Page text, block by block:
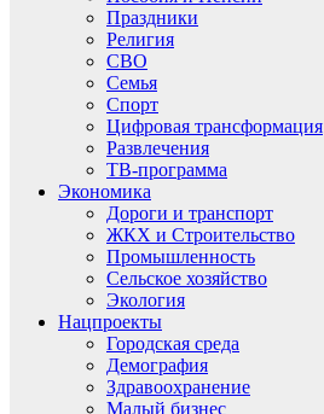
Праздники
Религия
СВО
Семья
Спорт
Цифровая трансформация
Развлечения
ТВ-программа
Экономика
Дороги и транспорт
ЖКХ и Строительство
Промышленность
Сельское хозяйство
Экология
Нацпроекты
Городская среда
Демография
Здравоохранение
Малый бизнес